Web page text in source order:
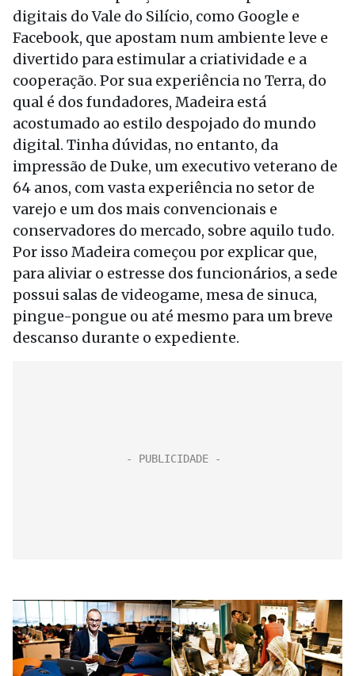
digitais do Vale do Silício, como Google e
Facebook, que apostam num ambiente leve e
divertido para estimular a criatividade e a
cooperação. Por sua experiência no Terra, do
qual é dos fundadores, Madeira está
acostumado ao estilo despojado do mundo
digital. Tinha dúvidas, no entanto, da
impressão de Duke, um executivo veterano de
64 anos, com vasta experiência no setor de
varejo e um dos mais convencionais e
conservadores do mercado, sobre aquilo tudo.
Por isso Madeira começou por explicar que,
para aliviar o estresse dos funcionários, a sede
possui salas de videogame, mesa de sinuca,
pingue-pongue ou até mesmo para um breve
descanso durante o expediente.